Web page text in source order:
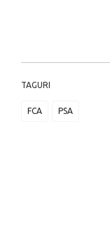
TAGURI
FCA PSA